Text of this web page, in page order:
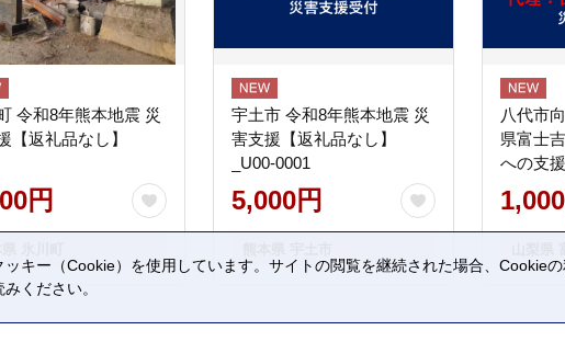
令和8年熊本地震 災
【返礼品なし】
円
宇土市 令和8年熊本地震 災
害支援【返礼品なし】
_U00-0001
5,000円
八代市
県富士
への支
キー（Cookie）を使用しています。サイトの閲覧を継続された場合、Cookie
ください。